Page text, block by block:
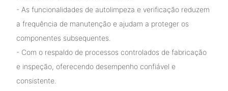
- As funcionalidades de autolimpeza e verificação reduzem
a frequência de manutenção e ajudam a proteger os
componentes subsequentes.
- Com o respaldo de processos controlados de fabricação
e inspeção, oferecendo desempenho confiável e
consistente.